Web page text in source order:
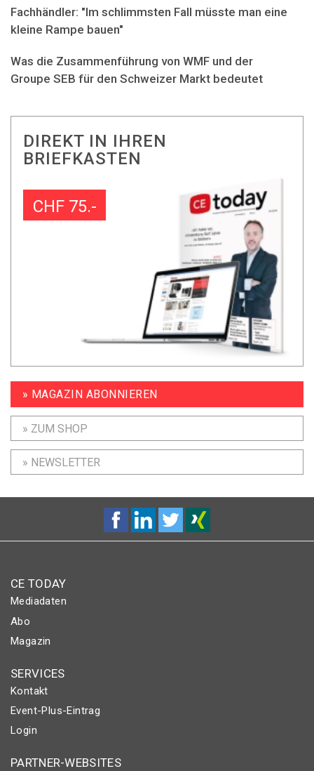
Fachhändler: "Im schlimmsten Fall müsste man eine
kleine Rampe bauen"
Was die Zusammenführung von WMF und der
Groupe SEB für den Schweizer Markt bedeutet
DIREKT IN IHREN
BRIEFKASTEN
CHF 75.-
» MAGAZIN ABONNIEREN
» ZUM SHOP
» NEWSLETTER
CE TODAY
Mediadaten
Abo
Magazin
SERVICES
Kontakt
Event-Plus-Eintrag
Login
PARTNER-WEBSITES